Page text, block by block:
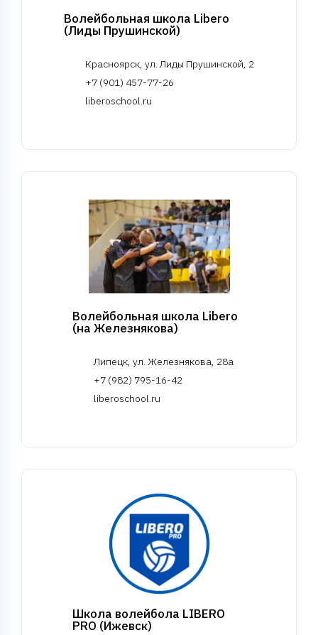
Волейбольная школа Libero
(Лиды Прушинской)
Красноярск, ул. Лиды Прушинской, 2
+7 (901) 457-77-26
liberoschool.ru
Волейбольная школа Libero
(на Железнякова)
Липецк, ул. Железнякова, 28а
+7 (982) 795-16-42
liberoschool.ru
Школа волейбола LIBERO
PRO (Ижевск)